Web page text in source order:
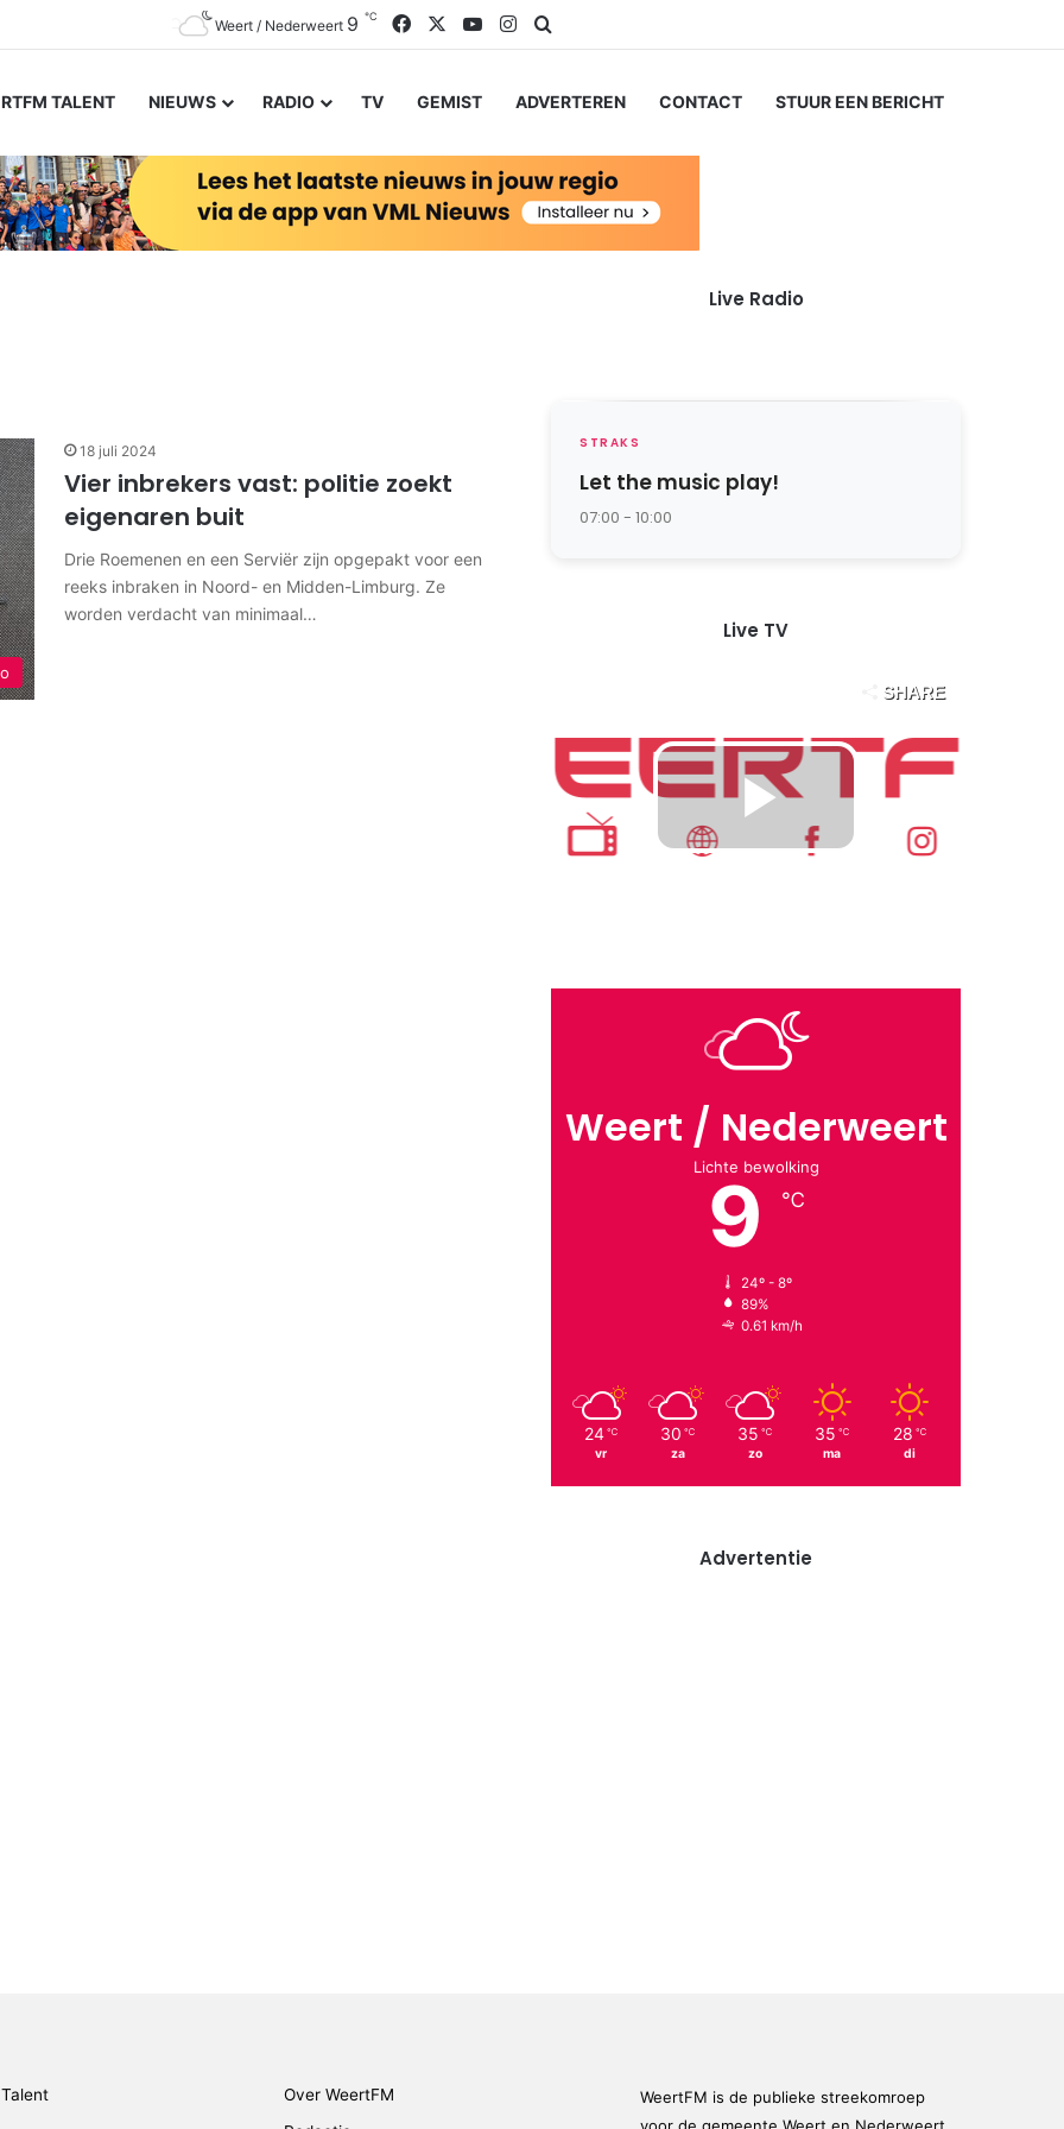
Weert / Nederweert 9 ℃ FacebookYouTubeInstagram
TALENT NIEUWS RADIO TV GEMIST ADVERTEREN CONTACT STUUR EEN BERICHT
18 juli 2024
Vier inbrekers vast: politie zoekt
eigenaren buit
Drie Roemenen en een Serviër zijn opgepakt voor een
reeks inbraken in Noord- en Midden-Limburg. Ze
worden verdacht van minimaal…
Live Radio
STRAKS
Let the music play!
07:00 - 10:00
Live TV
Weert / Nederweert
Lichte bewolking
9 ℃
24º - 8º
89%
0.61 km/h
24 ℃
vr
30 ℃
za
35 ℃
zo
35 ℃
ma
28 ℃
di
Advertentie
Over WeertFM
WeertFM is de publieke streekomroep